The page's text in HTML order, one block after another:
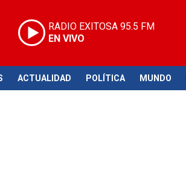
RADIO EXITOSA 95.5 FM
EN VIVO
ACTUALIDAD POLÍTICA MUNDO